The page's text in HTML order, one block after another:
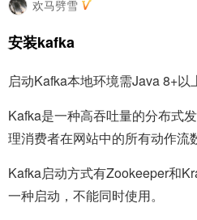
欢马劈雪
安装kafka
启动Kafka本地环境需Java 8+以
Kafka是一种高吞吐量的分布式
理消费者在网站中的所有动作流
Kafka启动方式有Zookeeper和
一种启动，不能同时使用。